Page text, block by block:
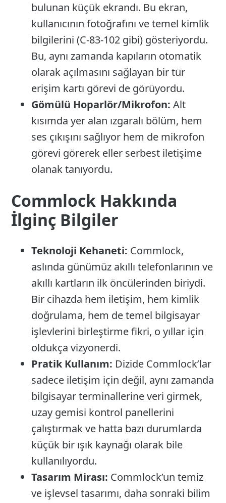
bulunan küçük ekrandı. Bu ekran,
kullanıcının fotoğrafını ve temel kimlik
bilgilerini (C-83-102 gibi) gösteriyordu.
Bu, aynı zamanda kapıların otomatik
olarak açılmasını sağlayan bir tür
erişim kartı görevi de görüyordu.
Gömülü Hoparlör/Mikrofon: Alt
kısımda yer alan ızgaralı bölüm, hem
ses çıkışını sağlıyor hem de mikrofon
görevi görerek eller serbest iletişime
olanak tanıyordu.
Commlock Hakkında
İlginç Bilgiler
Teknoloji Kehaneti: Commlock,
aslında günümüz akıllı telefonlarının ve
akıllı kartların ilk öncülerinden biriydi.
Bir cihazda hem iletişim, hem kimlik
doğrulama, hem de temel bilgisayar
işlevlerini birleştirme fikri, o yıllar için
oldukça vizyonerdi.
Pratik Kullanım: Dizide Commlock’lar
sadece iletişim için değil, aynı zamanda
bilgisayar terminallerine veri girmek,
uzay gemisi kontrol panellerini
çalıştırmak ve hatta bazı durumlarda
küçük bir ışık kaynağı olarak bile
kullanılıyordu.
Tasarım Mirası: Commlock’un temiz
ve işlevsel tasarımı, daha sonraki bilim